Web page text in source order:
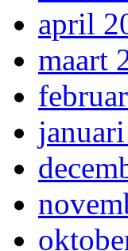
april
maart